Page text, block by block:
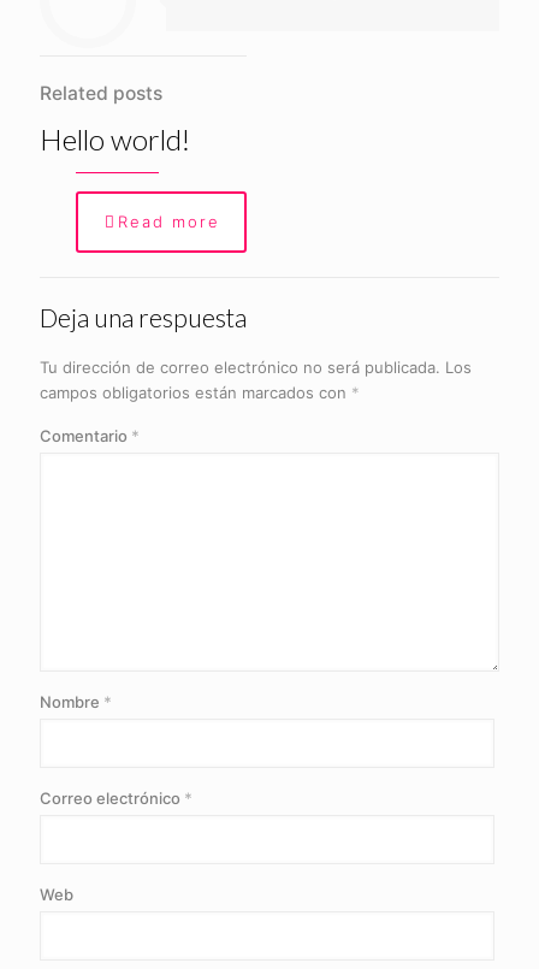
Related posts
Hello world!
Read more
Deja una respuesta
Tu dirección de correo electrónico no será publicada. Los
campos obligatorios están marcados con *
Comentario *
Nombre *
Correo electrónico *
Web